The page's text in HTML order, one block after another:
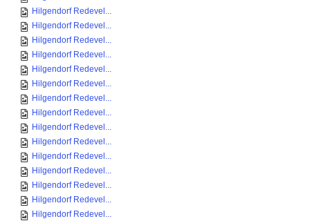
Hilgendorf Redevel...
Hilgendorf Redevel...
Hilgendorf Redevel...
Hilgendorf Redevel...
Hilgendorf Redevel...
Hilgendorf Redevel...
Hilgendorf Redevel...
Hilgendorf Redevel...
Hilgendorf Redevel...
Hilgendorf Redevel...
Hilgendorf Redevel...
Hilgendorf Redevel...
Hilgendorf Redevel...
Hilgendorf Redevel...
Hilgendorf Redevel...